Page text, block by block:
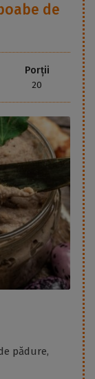
de
Porții
20
pădure,